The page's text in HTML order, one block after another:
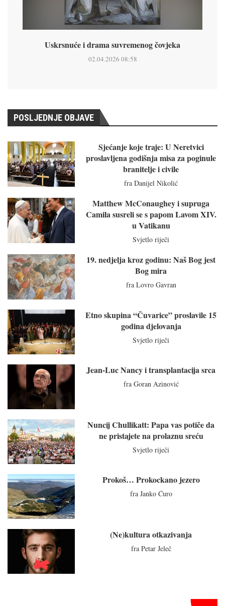
Uskrsnuće i drama suvremenog čovjeka
02.04.2026 08:58
POSLJEDNJE OBJAVE
Sjećanje koje traje: U Neretvici
proslavljena godišnja misa za poginule
branitelje i civile
fra Danijel Nikolić
Matthew McConaughey i supruga
Camila susreli se s papom Lavom XIV.
u Vatikanu
Svjetlo riječi
19. nedjelja kroz godinu: Naš Bog jest
Bog mira
fra Lovro Gavran
Etno skupina “Čuvarice” proslavile 15
godina djelovanja
Svjetlo riječi
Jean-Luc Nancy i transplantacija srca
fra Goran Azinović
Nuncij Chullikatt: Papa vas potiče da
ne pristajete na prolaznu sreću
Svjetlo riječi
Prokoš… Prokockano jezero
fra Janko Ćuro
(Ne)kultura otkazivanja
fra Petar Jeleč